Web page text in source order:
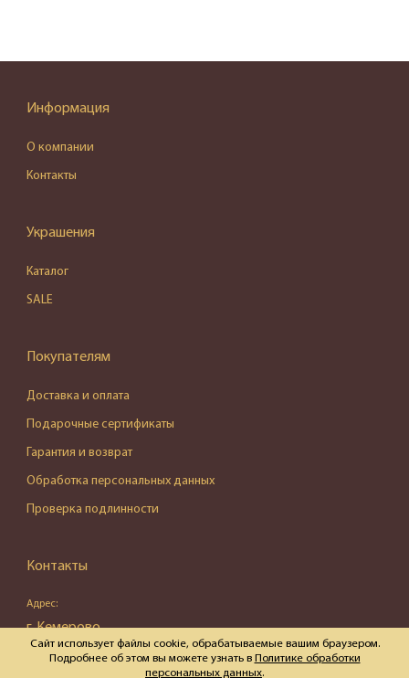
Информация
О компании
Контакты
Украшения
Каталог
SALE
Покупателям
Доставка и оплата
Подарочные сертификаты
Гарантия и возврат
Обработка персональных данных
Проверка подлинности
Контакты
Адрес:
г. Кемерово,
ул. Весенняя, д. 16, пом. 87
Сайт использует файлы cookie, обрабатываемые вашим браузером.
Подробнее об этом вы можете узнать в Политике обработки
персональных данных.